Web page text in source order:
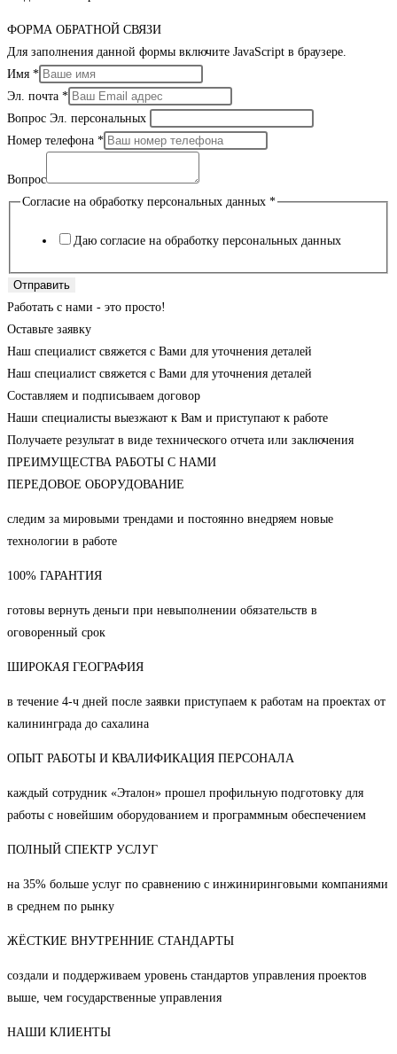
ФОРМА ОБРАТНОЙ СВЯЗИ
Для заполнения данной формы включите JavaScript в браузере.
Имя *
Эл. почта *
Вопрос Эл. персональных
Номер телефона *
Вопрос
Согласие на обработку персональных данных *
Даю согласие на обработку персональных данных
Отправить
Работать с нами - это просто!
Оставьте заявку
Наш специалист свяжется с Вами для уточнения деталей
Наш специалист свяжется с Вами для уточнения деталей
Составляем и подписываем договор
Наши специалисты выезжают к Вам и приступают к работе
Получаете результат в виде технического отчета или заключения
ПРЕИМУЩЕСТВА РАБОТЫ С НАМИ
ПЕРЕДОВОЕ ОБОРУДОВАНИЕ
следим за мировыми трендами и постоянно внедряем новые
технологии в работе
100% ГАРАНТИЯ
готовы вернуть деньги при невыполнении обязательств в
оговоренный срок
ШИРОКАЯ ГЕОГРАФИЯ
в течение 4-ч дней после заявки приступаем к работам на проектах от
калининграда до сахалина
ОПЫТ РАБОТЫ И КВАЛИФИКАЦИЯ ПЕРСОНАЛА
каждый сотрудник «Эталон» прошел профильную подготовку для
работы с новейшим оборудованием и программным обеспечением
ПОЛНЫЙ СПЕКТР УСЛУГ
на 35% больше услуг по сравнению с инжиниринговыми компаниями
в среднем по рынку
ЖЁСТКИЕ ВНУТРЕННИЕ СТАНДАРТЫ
создали и поддерживаем уровень стандартов управления проектов
выше, чем государственные управления
НАШИ КЛИЕНТЫ